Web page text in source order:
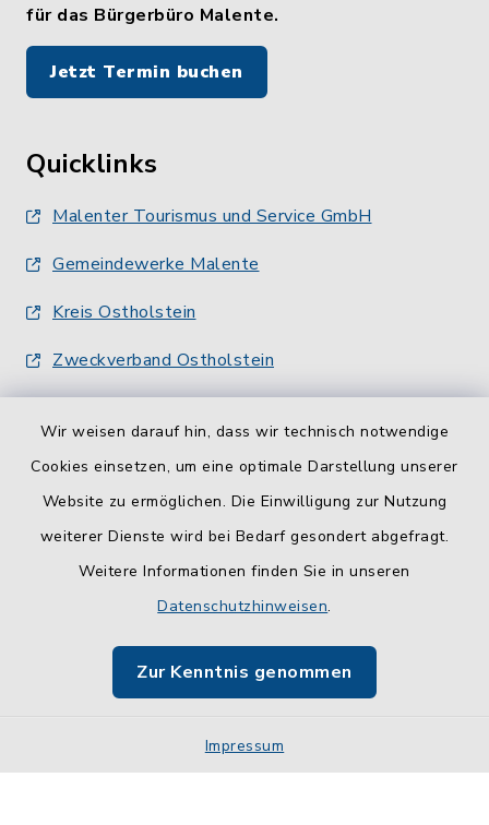
Wir weisen darauf hin, dass wir technisch notwendige
Cookies einsetzen, um eine optimale Darstellung unserer
Website zu ermöglichen. Die Einwilligung zur Nutzung
weiterer Dienste wird bei Bedarf gesondert abgefragt.
Weitere Informationen finden Sie in unseren
Datenschutzhinweisen.
Zur Kenntnis genommen
Impressum
für das Bürgerbüro Malente.
Jetzt Termin buchen
Quicklinks
Malenter Tourismus und Service GmbH
Gemeindewerke Malente
Kreis Ostholstein
Zweckverband Ostholstein
Barrierefreiheit
Impressum
Sitemap